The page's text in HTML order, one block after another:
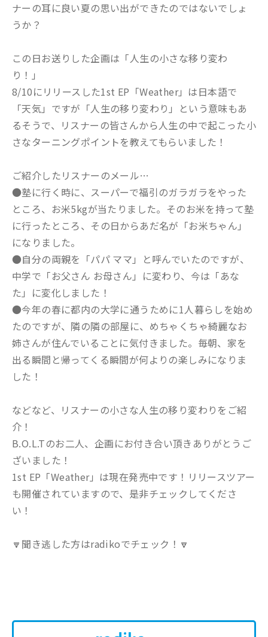
ナーの耳に良い夏の思い出ができたのではないでしょ
うか？
この日お送りした企画は「人生の小さな移り変わ
り！」
8/10にリリースした1st EP「Weather」は日本語で
「天気」ですが「人生の移り変わり」という意味もあ
るそうで、リスナーの皆さんから人生の中で起こった小
さなターニングポイントを教えてもらいました！
ご紹介したリスナーのメール…
●塾に行く時に、スーパーで福引のガラガラをやった
ところ、お米5kgが当たりました。そのお米を持って塾
に行ったところ、その日からあだ名が「お米ちゃん」
になりました。
●自分の両親を「パパ ママ」と呼んでいたのですが、
中学で「お父さん お母さん」に変わり、今は「あな
た」に変化しました！
●今年の春に都内の大学に通うために1人暮らしを始め
たのですが、隣の隣の部屋に、めちゃくちゃ綺麗なお
姉さんが住んでいることに気付きました。毎朝、家を
出る瞬間と帰ってくる瞬間が何よりの楽しみになりま
した！
などなど、リスナーの小さな人生の移り変わりをご紹
介！
B.O.L.Tのお二人、企画にお付き合い頂きありがとうご
ざいました！
1st EP「Weather」は現在発売中です！リリースツアー
も開催されていますので、是非チェックしてくださ
い！
🔽聞き逃した方はradikoでチェック！🔽